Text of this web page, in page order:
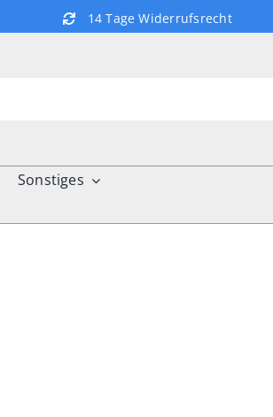
14 Tage Widerrufsrecht
Sonstiges